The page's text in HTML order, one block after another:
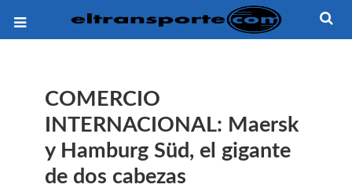
COMERCIO
INTERNACIONAL: Maersk
y Hamburg Süd, el gigante
de dos cabezas